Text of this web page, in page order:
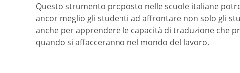
Questo strumento proposto nelle scuole italiane
ancor meglio gli studenti ad affrontare non solo gli
anche per apprendere le capacità di traduzione che
quando si affacceranno nel mondo del lavoro.